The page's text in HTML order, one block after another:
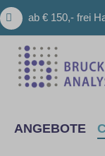
Hauptinhalt
Zur Suche
Zurab € 150,- frei
ANGEBOTE